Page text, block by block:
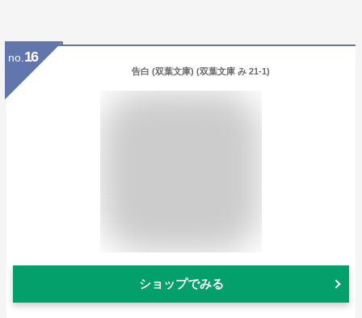
no. 16
告白 (双葉文庫) (双葉文庫 み 21-1)
ショップでみる